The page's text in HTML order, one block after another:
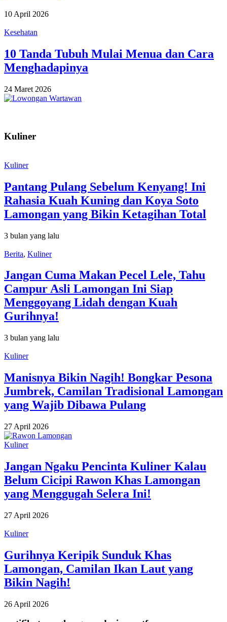
10 April 2026
Kesehatan
10 Tanda Tubuh Mulai Menua dan Cara
Menghadapinya
24 Maret 2026
Kuliner
Kuliner
Pantang Pulang Sebelum Kenyang! Ini
Rahasia Kuah Kuning dan Koya Soto
Lamongan yang Bikin Ketagihan Total
3 bulan yang lalu
Berita, Kuliner
Jangan Cuma Makan Pecel Lele, Tahu
Campur Asli Lamongan Ini Siap
Menggoyang Lidah dengan Kuah
Gurihnya!
3 bulan yang lalu
Kuliner
Manisnya Bikin Nagih! Bongkar Pesona
Jumbrek, Camilan Tradisional Lamongan
yang Wajib Dibawa Pulang
27 April 2026
Kuliner
Jangan Ngaku Pencinta Kuliner Kalau
Belum Cicipi Rawon Khas Lamongan
yang Menggugah Selera Ini!
27 April 2026
Kuliner
Gurihnya Keripik Sunduk Khas
Lamongan, Camilan Ikan Laut yang
Bikin Nagih!
26 April 2026